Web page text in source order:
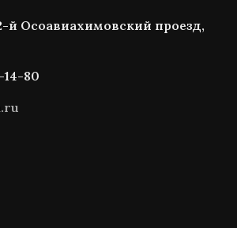
Осоавиахимовский проезд,
80